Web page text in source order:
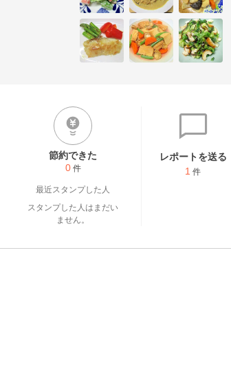
節約できた
0 件
最近スタンプした人
スタンプした人はまだい
ません。
レポートを送る
1 件